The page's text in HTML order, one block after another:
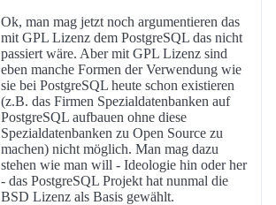
Ok, man mag jetzt noch argumentieren das
mit GPL Lizenz dem PostgreSQL das nicht
passiert wäre. Aber mit GPL Lizenz sind
eben manche Formen der Verwendung wie
sie bei PostgreSQL heute schon existieren
(z.B. das Firmen Spezialdatenbanken auf
PostgreSQL aufbauen ohne diese
Spezialdatenbanken zu Open Source zu
machen) nicht möglich. Man mag dazu
stehen wie man will - Ideologie hin oder her
- das PostgreSQL Projekt hat nunmal die
BSD Lizenz als Basis gewählt.